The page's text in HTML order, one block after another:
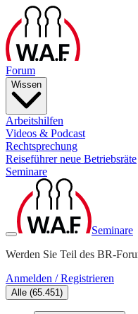
Forum
Wissen
Arbeitshilfen
Videos & Podcast
Rechtsprechung
Reiseführer neue Betriebsräte
Seminare
Seminare
Werden Sie Teil des BR-
Anmelden / Registrieren
Alle (65.451)